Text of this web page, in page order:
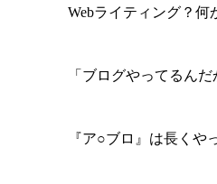
Webライティング？何
「ブログやってるん
『ア○ブロ』は長くや